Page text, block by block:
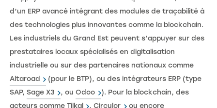
d’un ERP avancé intégrant des modules de traçabilité à
des technologies plus innovantes comme la blockchain.
Les industriels du Grand Est peuvent s’appuyer sur des
prestataires locaux spécialisés en digitalisation
industrielle ou sur des partenaires nationaux comme
Altaroad
(pour le BTP), ou des intégrateurs ERP (type
SAP, Sage X3 , ouOdoo
). Pour la blockchain, des
acteurs comme Tilkal ,Circulor
ou encore